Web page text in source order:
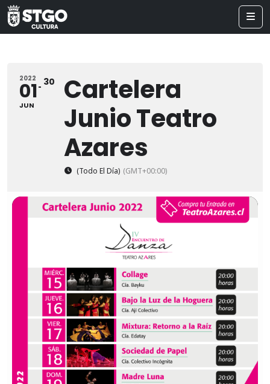
2022
01
JUN
30
Cartelera
Junio Teatro
Azares
(Todo El Día) (GMT+00:00)